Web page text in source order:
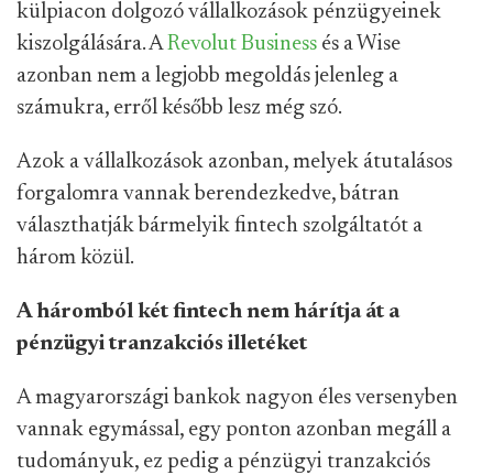
külpiacon dolgozó vállalkozások pénzügyeinek
kiszolgálására. ARevolut Business és a Wise
azonban nem a legjobb megoldás jelenleg a
számukra, erről később lesz még szó.
Azok a vállalkozások azonban, melyek átutalásos
forgalomra vannak berendezkedve, bátran
választhatják bármelyik fintech szolgáltatót a
három közül.
A háromból két fintech nem hárítja át a
pénzügyi tranzakciós illetéket
A magyarországi bankok nagyon éles versenyben
vannak egymással, egy ponton azonban megáll a
tudományuk, ez pedig a pénzügyi tranzakciós